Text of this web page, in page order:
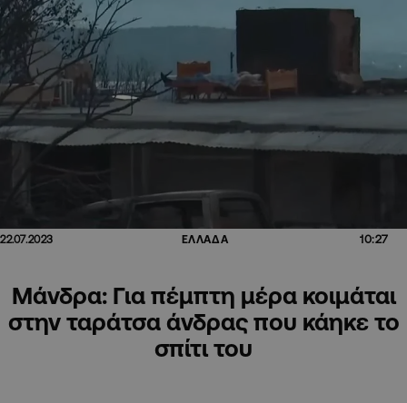
22.07.2023 ΕΛΛΑΔΑ 10:27
Μάνδρα: Για πέμπτη μέρα κοιμάται
στην ταράτσα άνδρας που κάηκε το
σπίτι του